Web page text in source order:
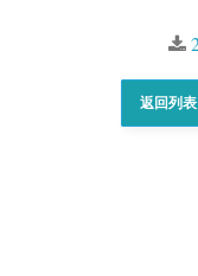
返回列表